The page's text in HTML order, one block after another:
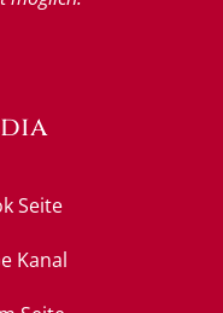
Seite
Kanal